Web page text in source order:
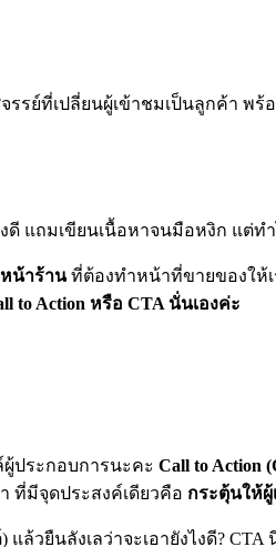
รย์ที่เปลี่ยนผู้เข้าชมเป็นลูกค้า
แถมเขียนเนื้อหาจนมือหงิก แต่
หน้าร้านที่ต้องทำหน้าที่ขายของให้เ
to Action หรือ CTA นั่นเองค่ะ
ประกอบการนะคะ Call to Action
ที่มีจุดประสงค์เดียวคือ กระตุ้นให้
ล้วยืนลังเลว่าจะเอายังไงดี?